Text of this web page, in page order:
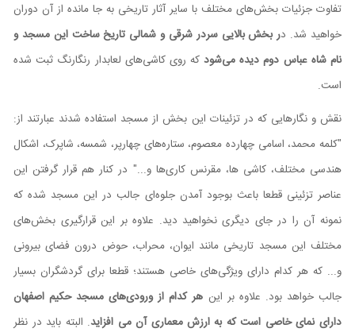
تفاوت جزئیات بخش‌های مختلف با سایر آثار تاریخی به جا مانده از آن دوران
خواهید شد. در بخش بالایی سردر شرقی و شمالی تاریخ ساخت این مسجد و
نام شاه عباس دوم دیده می‌شودکه روی کاشی‌های لعابدار رنگارنگ ثبت شده
است.
نقش و نگارهایی که در تزئینات این بخش از مسجد استفاده شدند عبارتند از:
"کلمه محمد، اسامی چهارده معصوم، ستاره‌های چهارپر، شمسه، شاپرک، اشکال
هندسی مختلف، کاشی ها، مقرنس کاری‌ها و..." در کنار هم قرار گرفتن این
عناصر تزئینی قطعا باعث بوجود آمدن جلوه‌ای جالب در این مسجد شده که
نمونه آن را در جای دیگری نخواهید دید. علاوه بر این قرارگیری بخش‌های
مختلف این مسجد تاریخی مانند ایوان، محراب، حوض درون فضای بیرونی
و... که هر کدام دارای ویژگی‌های خاصی هستند؛ قطعا برای گردشگران بسیار
جالب خواهد بود. علاوه بر این هر کدام از ورودی‌های مسجد حکیم اصفهان
دارای نمای خاصی است که به ارزش معماری آن می افزاید. البته باید در نظر